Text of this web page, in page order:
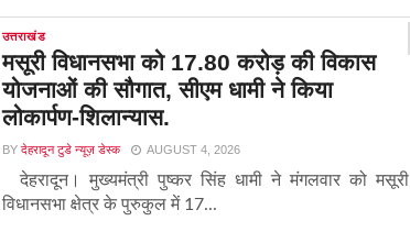
उत्तराखंड
मसूरी विधानसभा को 17.80 करोड़ की विकास
योजनाओं की सौगात, सीएम धामी ने किया
लोकार्पण-शिलान्यास.
BY देहरादून टुडे न्यूज़ डेस्क AUGUST 4, 2026
देहरादून। मुख्यमंत्री पुष्कर सिंह धामी ने मंगलवार को मसूरी
विधानसभा क्षेत्र के पुरुकुल में 17...